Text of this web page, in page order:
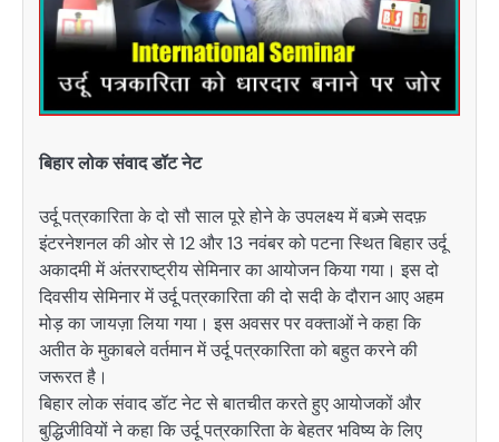
बिहार लोक संवाद डॉट नेट
उर्दू पत्रकारिता के दो सौ साल पूरे होने के उपलक्ष्य में बज़्मे सदफ़
इंटरनेशनल की ओर से 12 और 13 नवंबर को पटना स्थित बिहार उर्दू
अकादमी में अंतरराष्ट्रीय सेमिनार का आयोजन किया गया। इस दो
दिवसीय सेमिनार में उर्दू पत्रकारिता की दो सदी के दौरान आए अहम
मोड़ का जायज़ा लिया गया। इस अवसर पर वक्ताओं ने कहा कि
अतीत के मुकाबले वर्तमान में उर्दू पत्रकारिता को बहुत करने की
जरूरत है।
बिहार लोक संवाद डॉट नेट से बातचीत करते हुए आयोजकों और
बुद्धिजीवियों ने कहा कि उर्दू पत्रकारिता के बेहतर भविष्य के लिए